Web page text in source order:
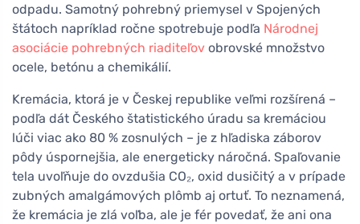
odpadu. Samotný pohrebný priemysel v Spojených
štátoch napríklad ročne spotrebuje podľa Národnej
asociácie pohrebných riaditeľov obrovské množstvo
ocele, betónu a chemikálií.
Kremácia, ktorá je v Českej republike veľmi rozšírená –
podľa dát Českého štatistického úradu sa kremáciou
lúči viac ako 80 % zosnulých – je z hľadiska záborov
pôdy úspornejšia, ale energeticky náročná. Spaľovanie
tela uvoľňuje do ovzdušia CO₂, oxid dusičitý a v prípade
zubných amalgámových plômb aj ortuť. To neznamená,
že kremácia je zlá voľba, ale je fér povedať, že ani ona